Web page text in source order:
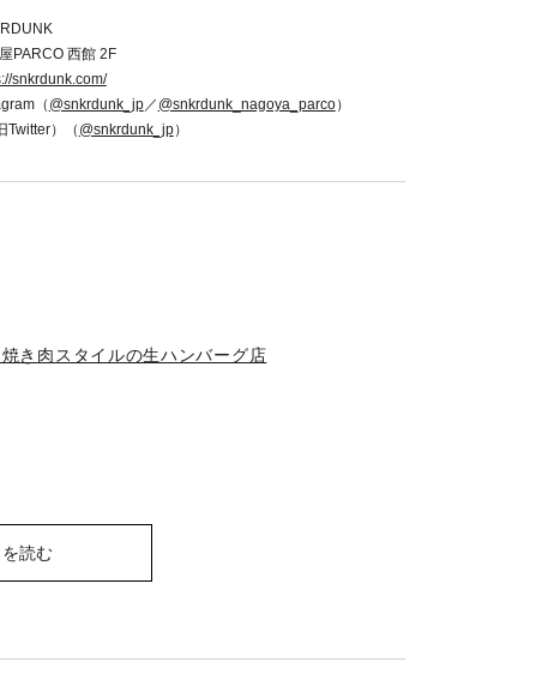
PARCO 西館 2F
snkrdunk.com/
（ @snkrdunk_jp／ @snkrdunk_nagoya_parco）
Twitter）（ @snkrdunk_jp）
き肉スタイルの生ハンバーグ店
読む